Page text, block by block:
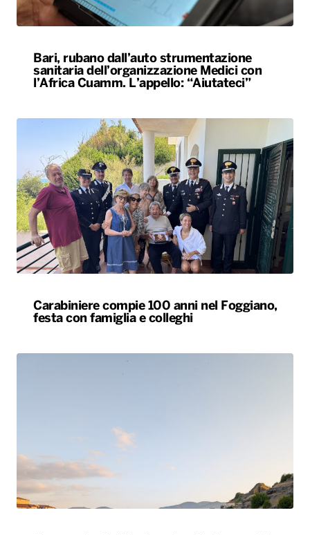
Bari, rubano dall’auto strumentazione
sanitaria dell’organizzazione Medici con
l’Africa Cuamm. L’appello: “Aiutateci”
Carabiniere compie 100 anni nel Foggiano,
festa con famiglia e colleghi